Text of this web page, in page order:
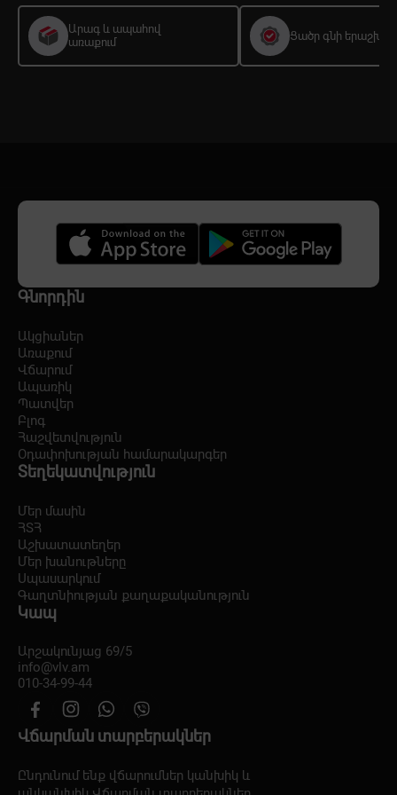
Արագ և ապահով
առաքում
Ցածր գնի երաշխիք
Գնորդին
Ակցիաներ
Առաքում
Վճարում
Ապառիկ
Պատվեր
Բլոգ
Հաշվետվություն
Օդափոխության համարակարգեր
Տեղեկատվություն
Մեր մասին
ՀՏՀ
Աշխատատեղեր
Մեր խանութները
Սպասարկում
Գաղտնիության քաղաքականություն
Կապ
Արշակունյաց 69/5
info@vlv.am
010-34-99-44
Վճարման տարբերակներ
Ընդունում ենք վճարումներ կանխիկ և